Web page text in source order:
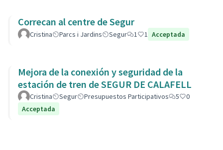
Correcan al centre de Segur
Cristina Parcs i Jardins Segur 1 1 Acceptada
Mejora de la conexión y seguridad de la
estación de tren de SEGUR DE CALAFELL
Cristina Segur Presupuestos Participativos 5
0
Acceptada